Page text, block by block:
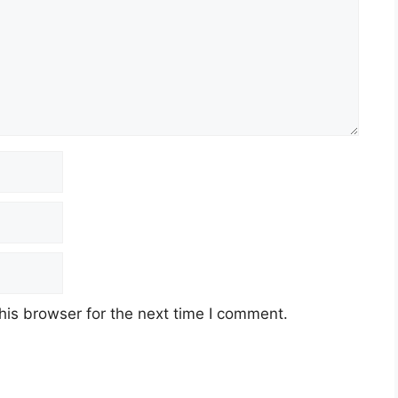
browser for the next time I comment.